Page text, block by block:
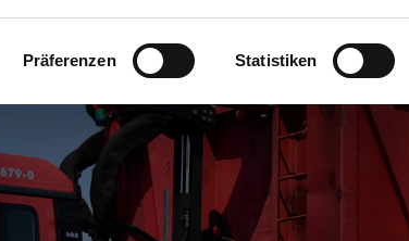
Präferenzen Statistiken